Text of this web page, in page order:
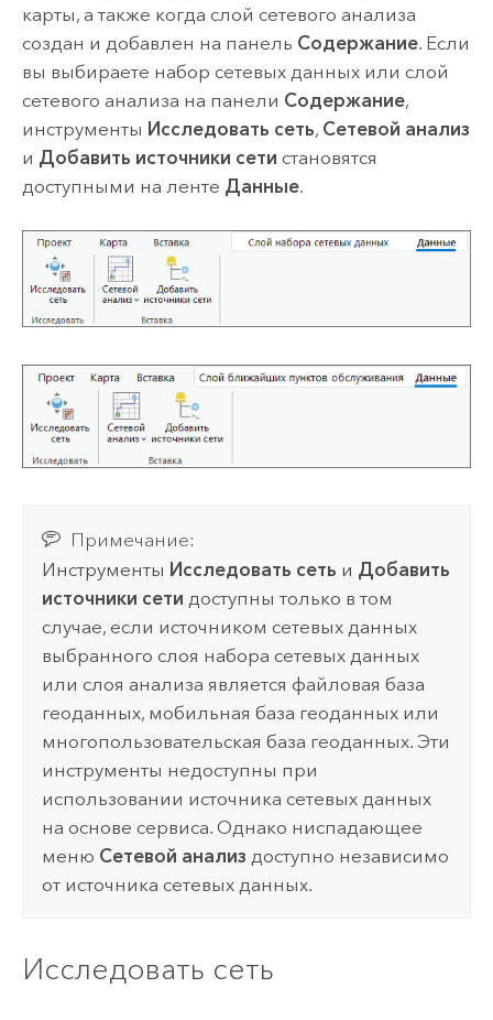
карты, а также когда слой сетевого анализа
создан и добавлен на панель Содержание. Если
вы выбираете набор сетевых данных или слой
сетевого анализа на панели Содержание,
инструменты Исследовать сеть, Сетевой анализ
и Добавить источники сети становятся
доступными на ленте Данные.
Примечание:
Инструменты Исследовать сеть и Добавить
источники сети доступны только в том
случае, если источником сетевых данных
выбранного слоя набора сетевых данных
или слоя анализа является файловая база
геоданных, мобильная база геоданных или
многопользовательская база геоданных. Эти
инструменты недоступны при
использовании источника сетевых данных
на основе сервиса. Однако ниспадающее
меню Сетевой анализ доступно независимо
от источника сетевых данных.
Исследовать сеть